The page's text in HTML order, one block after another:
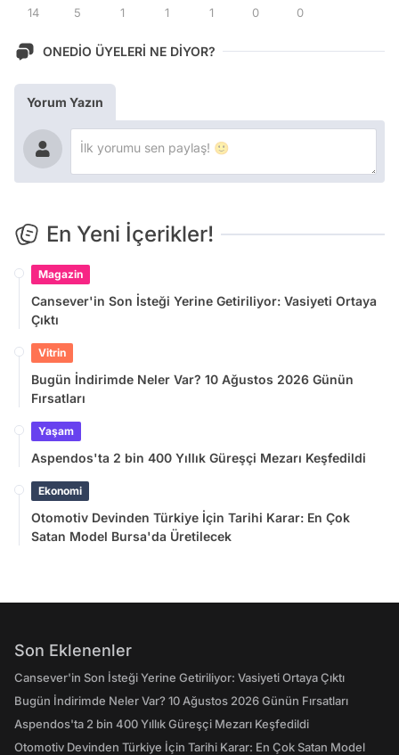
14 5 1 1 1 0 0
ONEDİO ÜYELERİ NE DİYOR?
Yorum Yazın
En Yeni İçerikler!
Magazin
Cansever'in Son İsteği Yerine Getiriliyor: Vasiyeti Ortaya
Çıktı
Vitrin
Bugün İndirimde Neler Var? 10 Ağustos 2026 Günün
Fırsatları
Yaşam
Aspendos'ta 2 bin 400 Yıllık Güreşçi Mezarı Keşfedildi
Ekonomi
Otomotiv Devinden Türkiye İçin Tarihi Karar: En Çok
Satan Model Bursa'da Üretilecek
Son Eklenenler
Cansever'in Son İsteği Yerine Getiriliyor: Vasiyeti Ortaya Çıktı
Bugün İndirimde Neler Var? 10 Ağustos 2026 Günün Fırsatları
Aspendos'ta 2 bin 400 Yıllık Güreşçi Mezarı Keşfedildi
Otomotiv Devinden Türkiye İçin Tarihi Karar: En Çok Satan Model